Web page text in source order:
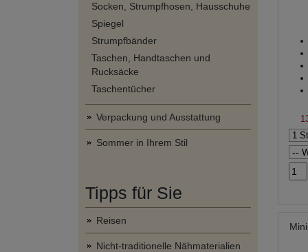
Socken, Strumpfhosen, Hausschuhe
Spiegel
Strumpfbänder
Taschen, Handtaschen und
Rucksäcke
Taschentücher
Verpackung und Ausstattung
Sommer in Ihrem Stil
Tipps für Sie
Reisen
Nicht-traditionelle Nähmaterialien